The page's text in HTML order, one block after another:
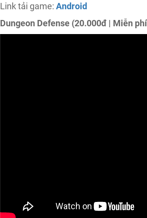
Link tải game:Android
Dungeon Defense (20.000đ | Miễn